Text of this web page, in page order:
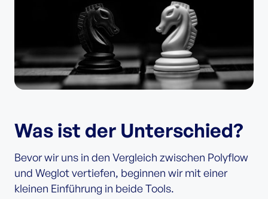
Was ist der Unterschied?
Bevor wir uns in den Vergleich zwischen Polyflow
und Weglot vertiefen, beginnen wir mit einer
kleinen Einführung in beide Tools.